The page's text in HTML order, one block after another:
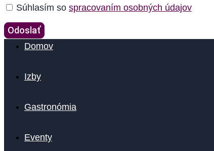
Súhlasím so spracovaním osobných údajov
Odoslať
Domov
Izby
Gastronómia
Eventy